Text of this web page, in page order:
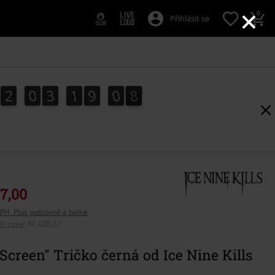
×
Přihlásit se 0
2
2 0
0 3
3 1
1 9
9 0
1
0 6
7
6
8
7
Plus poštovné a balné
cena
Kč 428,22
Tričko černá od Ice Nine Kills